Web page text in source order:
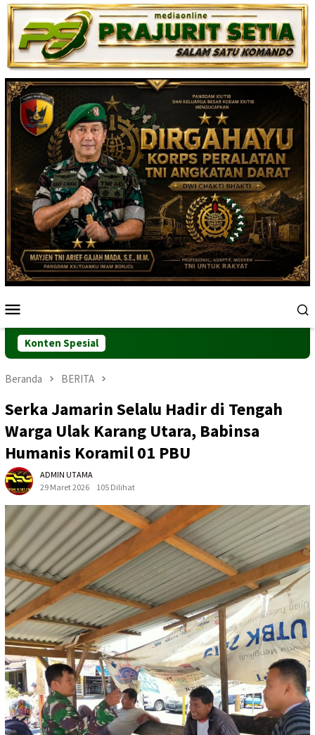
Loncat
ke
konten
Mobile
Konten Spesial
Beranda BERITA
Serka Jamarin Selalu Hadir di Tengah
Warga Ulak Karang Utara, Babinsa
Humanis Koramil 01 PBU
ADMIN UTAMA
29 Maret 2026
105 Dilihat